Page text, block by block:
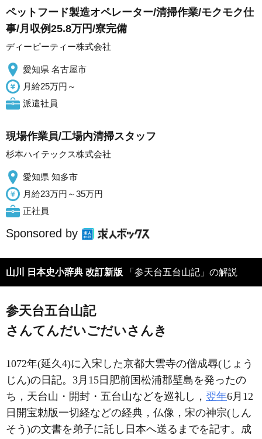
ペットフード製造オペレーター/清掃作業/モクモク仕
事/月収例25.8万円/寮完備
ディーピーティー株式会社
愛知県 名古屋市
月給25万円～
派遣社員
現場作業員/工場内清掃スタッフ
杉本ハイテックス株式会社
愛知県 知多市
月給23万円～35万円
正社員
Sponsored by
山川 日本史小辞典 改訂新版 「参天台五台山記」の解説
参天台五台山記
さんてんだいごだいさんき
1072年(延久4)に入宋した京都大雲寺の僧成尋(じょう
じん)の日記。3月15日肥前国松浦郡壁島を発ったの
ち，天台山・開封・五台山などを巡礼し， 翌年6月12
日開宝勅版一切経などの経典，仏像，宋の神宗(しん
そう)の文書を弟子に託し日本へ送るまでを記す。成